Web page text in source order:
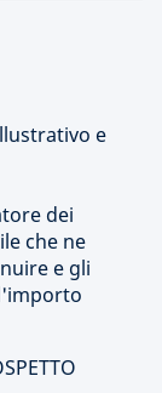
e
dei
che ne
e gli